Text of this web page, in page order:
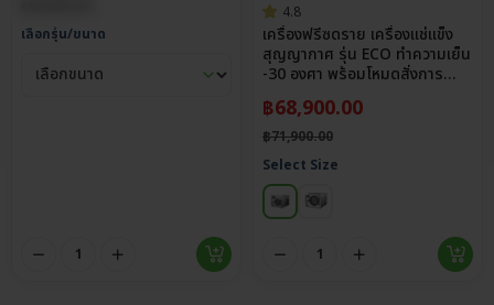
เลือกรุ่น/ขนาด
4.8
เครื่องฟรีซดราย เครื่องแช่แข็ง
สุญญากาศ รุ่น ECO ทำความเย็น
-30 องศา พร้อมโหมดสั่งการ
฿68,900.00
฿71,900.00
Select Size